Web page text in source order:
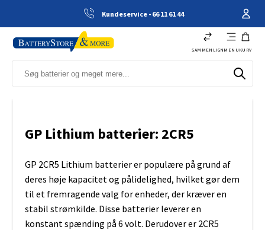
Kundeservice - 66 11 61 44
SAMMENLIGN MENU KURV
GP Lithium batterier: 2CR5
GP 2CR5 Lithium batterier er populære på grund af
deres høje kapacitet og pålidelighed, hvilket gør dem
til et fremragende valg for enheder, der kræver en
stabil strømkilde. Disse batterier leverer en
konstant spænding på 6 volt. Derudover er 2CR5